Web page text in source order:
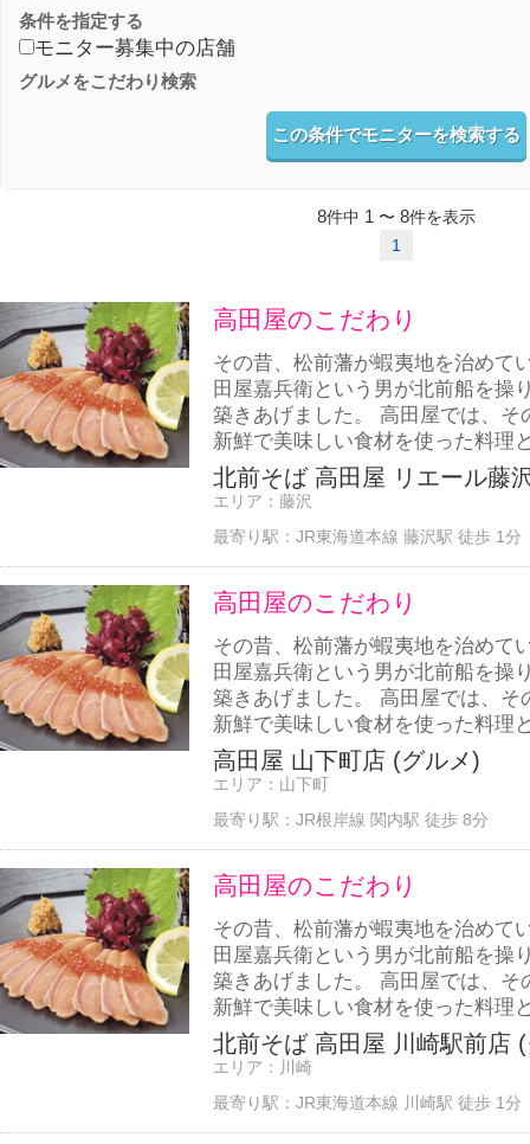
条件を指定する
モニター募集中の店舗
グルメをこだわり検索
この条件でモニターを検索する
8件中 1 〜 8件を表示
1
高田屋のこだわり
その昔、松前藩が蝦夷地を治めて
田屋嘉兵衛という男が北前船を操
築きあげました。 高田屋では、
新鮮で美味しい食材を使った料理
北前そば 高田屋 リエール藤
エリア： 藤沢
最寄り駅： JR東海道本線 藤沢駅 徒歩 1分
高田屋のこだわり
その昔、松前藩が蝦夷地を治めて
田屋嘉兵衛という男が北前船を操
築きあげました。 高田屋では、
新鮮で美味しい食材を使った料理
高田屋 山下町店 (グルメ)
エリア： 山下町
最寄り駅： JR根岸線 関内駅 徒歩 8分
高田屋のこだわり
その昔、松前藩が蝦夷地を治めて
田屋嘉兵衛という男が北前船を操
築きあげました。 高田屋では、
新鮮で美味しい食材を使った料理
北前そば 高田屋 川崎駅前店
エリア：
川崎
最寄り駅： JR東海道本線 川崎駅 徒歩 1分